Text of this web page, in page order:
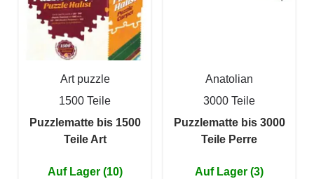
Art puzzle
1500 Teile
Puzzlematte bis 1500
Teile Art
Auf Lager (10)
Anatolian
3000 Teile
Puzzlematte bis 3000
Teile Perre
Auf Lager (3)